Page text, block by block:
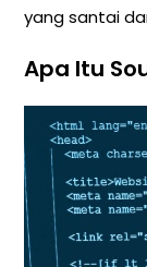
yang santai
Apa Itu